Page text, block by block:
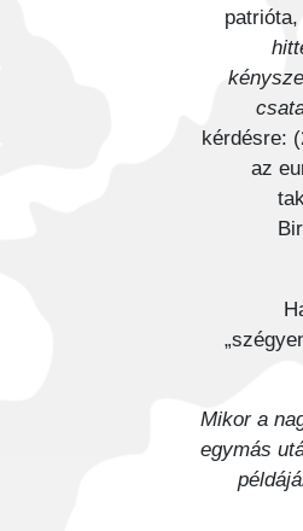
kérdésre:
az
„Mikor a
egymás